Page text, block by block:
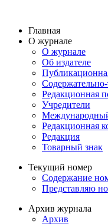
Главная
О журнале
О журнале
Об издателе
Редакционная
Учредители
Редакционная
Редакция
Товарный знак
Текущий номер
Содержание
Представляю
Архив журнала
Архив